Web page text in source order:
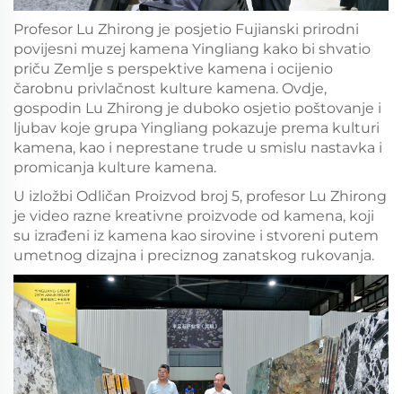
Profesor Lu Zhirong je posjetio Fujianski prirodni
povijesni muzej kamena Yingliang kako bi shvatio
priču Zemlje s perspektive kamena i ocijenio
čarobnu privlačnost kulture kamena. Ovdje,
gospodin Lu Zhirong je duboko osjetio poštovanje i
ljubav koje grupa Yingliang pokazuje prema kulturi
kamena, kao i neprestane trude u smislu nastavka i
promicanja kulture kamena.
U izložbi Odličan Proizvod broj 5, profesor Lu Zhirong
je video razne kreativne proizvode od kamena, koji
su izrađeni iz kamena kao sirovine i stvoreni putem
umetnog dizajna i preciznog zanatskog rukovanja.